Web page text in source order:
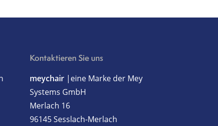
Kontaktieren Sie uns
meychair |eine Marke der Mey
Systems GmbH
Merlach 16
96145 Sesslach-Merlach